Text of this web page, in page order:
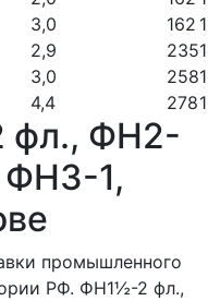
3,0 162
2,9 235
3,0 258
4,4 278
фл., ФН2-
1,
промышленного
РФ. ФН1½-2 фл.,